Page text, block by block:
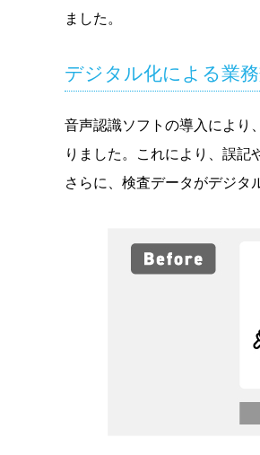
ました。
デジタル化による業
音声認識ソフトの導入により
りました。これにより、誤記
さらに、検査データがデジタ